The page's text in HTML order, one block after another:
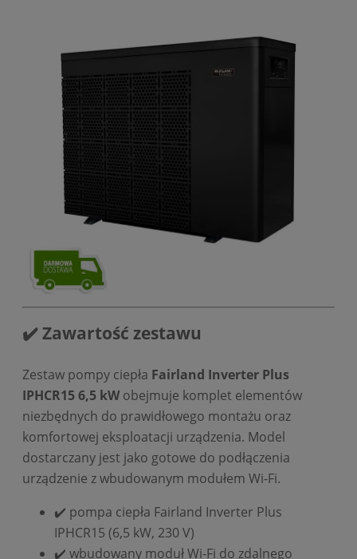
✔️ Zawartość zestawu
Zestaw pompy ciepła Fairland Inverter Plus
IPHCR15 6,5 kWobejmuje komplet elementów
niezbędnych do prawidłowego montażu oraz
komfortowej eksploatacji urządzenia. Model
dostarczany jest jako gotowe do podłączenia
urządzenie z wbudowanym modułem Wi-Fi.
✔️ pompa ciepła Fairland Inverter Plus
IPHCR15 (6,5 kW, 230 V)
✔️ wbudowany moduł Wi-Fi do zdalnego